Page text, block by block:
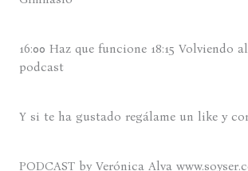
16:00 Haz que funcione 18:15 Volviendo
podcast
Y si te ha gustado regálame un like y
PODCAST by Verónica Alva